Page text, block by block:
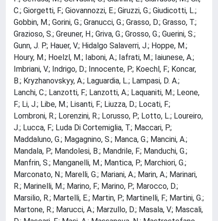
C.; Giorgetti, F.; Giovannozzi, E.; Giruzzi, G.; Giudicotti, L.;
Gobbin, M.; Gorini, G.; Granucci, G.; Grasso, D.; Grasso, T.;
Grazioso, S.; Greuner, H.; Griva, G.; Grosso, G.; Guerini, S.;
Gunn, J. P.; Hauer, V.; Hidalgo Salaverri, J.; Hoppe, M.;
Houry, M.; Hoelzl, M.; Iaboni, A.; Iafrati, M.; Iaiunese, A.;
Imbriani, V.; Indrigo, D.; Innocente, P.; Koechl, F.; Koncar,
B.; Kryzhanovskyy, A.; Laguardia, L.; Lampasi, D. A.;
Lanchi, C.; Lanzotti, F.; Lanzotti, A.; Laquaniti, M.; Leone,
F.; Li, J.; Libe, M.; Lisanti, F.; Liuzza, D.; Locati, F.;
Lombroni, R.; Lorenzini, R.; Lorusso, P.; Lotto, L.; Loureiro,
J.; Lucca, F.; Luda Di Cortemiglia, T.; Maccari, P.;
Maddaluno, G.; Magagnino, S.; Manca, G.; Mancini, A.;
Mandala, P.; Mandolesi, B.; Mandrile, F.; Manduchi, G.;
Manfrin, S.; Manganelli, M.; Mantica, P.; Marchiori, G.;
Marconato, N.; Marelli, G.; Mariani, A.; Marin, A.; Marinari,
R.; Marinelli, M.; Marino, F.; Marino, P.; Marocco, D.;
Marsilio, R.; Martelli, E.; Martin, P.; Martinelli, F.; Martini, G.;
Martone, R.; Marucci, A.; Marzullo, D.; Masala, V.; Mascali,